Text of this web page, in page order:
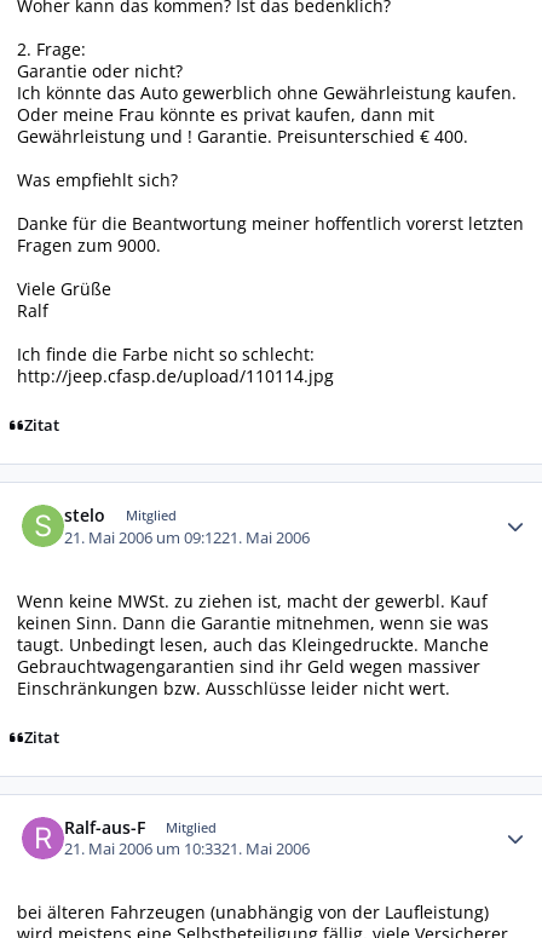
Woher kann das kommen? Ist das bedenklich?
2. Frage:
Garantie oder nicht?
Ich könnte das Auto gewerblich ohne Gewährleistung kaufen.
Oder meine Frau könnte es privat kaufen, dann mit
Gewährleistung und ! Garantie. Preisunterschied € 400.
Was empfiehlt sich?
Danke für die Beantwortung meiner hoffentlich vorerst letzten
Fragen zum 9000.
Viele Grüße
Ralf
Ich finde die Farbe nicht so schlecht:
http://jeep.cfasp.de/upload/110114.jpg
Zitat
stelo Mitglied
21. Mai 2006 um 09:1221. Mai 2006
Wenn keine MWSt. zu ziehen ist, macht der gewerbl. Kauf
keinen Sinn. Dann die Garantie mitnehmen, wenn sie was
taugt. Unbedingt lesen, auch das Kleingedruckte. Manche
Gebrauchtwagengarantien sind ihr Geld wegen massiver
Einschränkungen bzw. Ausschlüsse leider nicht wert.
Zitat
Ralf-aus-F Mitglied
21. Mai 2006 um 10:3321. Mai 2006
bei älteren Fahrzeugen (unabhängig von der Laufleistung)